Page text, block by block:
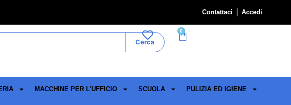
Contattaci Accedi
Cerca
0
MACCHINE PER L’UFFICIO SCUOLA PULIZIA ED IGIENE